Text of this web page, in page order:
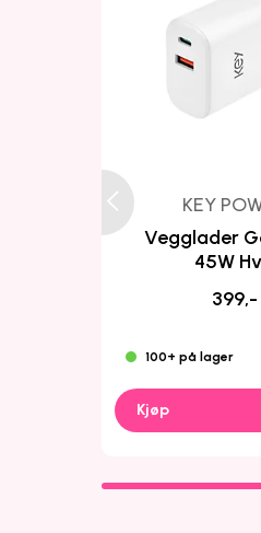
KEY
Vegglader
45W
399,-
100+ på lager
Kjøp